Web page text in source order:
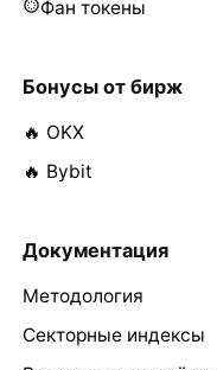
Фан токены
Бонусы от бирж
🔥 OKX
🔥 Bybit
Документация
Методология
Секторные индексы